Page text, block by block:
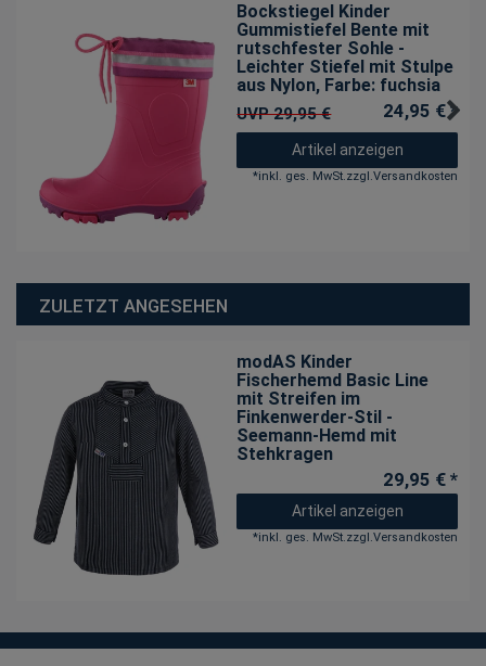
Bockstiegel Kinder
Gummistiefel Bente mit
rutschfester Sohle -
Leichter Stiefel mit Stulpe
aus Nylon, Farbe: fuchsia
UVP 29,95 € 24,95 € *
Artikel anzeigen
*inkl. ges. MwSt.zzgl.Versandkosten
ZULETZT ANGESEHEN
modAS Kinder
Fischerhemd Basic Line
mit Streifen im
Finkenwerder-Stil -
Seemann-Hemd mit
Stehkragen
29,95 € *
Artikel anzeigen
*inkl. ges. MwSt.zzgl.Versandkosten